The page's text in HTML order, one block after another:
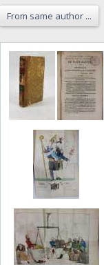
From same author ...